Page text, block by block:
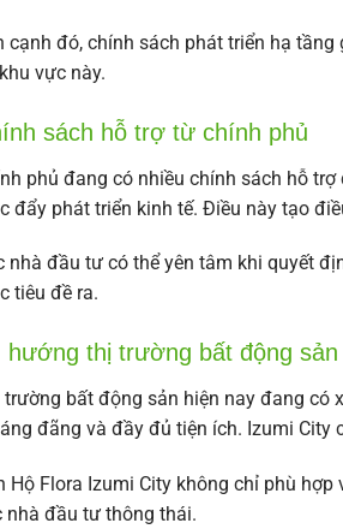
cạnh đó, chính sách phát triển hạ
vực này.
sách hỗ trợ từ chính phủ
phủ đang có nhiều chính sách hỗ
đẩy phát triển kinh tế. Điều này tạo
nhà đầu tư có thể yên tâm khi quyết
tiêu đề ra.
hướng thị trường bất động sản
bất động sản hiện nay đang có
đãng và đầy đủ tiện ích. Izumi
Hộ Flora Izumi City không chỉ phù
nhà đầu tư thông thái.